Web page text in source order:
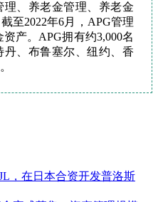
、养老金管理、养老金
至2022年6月，APG管理
产。APG拥有约3,000名
丹、布鲁塞尔、纽约、香
，在日本合资开发普洛斯